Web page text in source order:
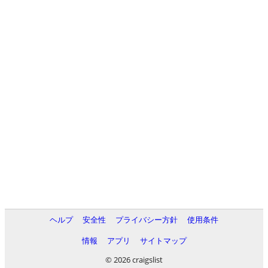
ヘルプ 安全性 プライバシー方針
使用条件
情報
アプリ
サイトマップ
© 2026 craigslist